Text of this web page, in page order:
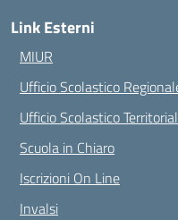
Link Esterni
MIUR
Ufficio Scolastico
Ufficio Scolastico
Scuola in Chiaro
Iscrizioni On Line
Invalsi